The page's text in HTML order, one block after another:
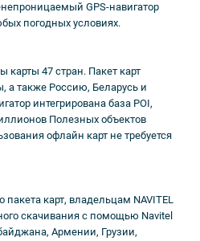
GPS-навигатор
погодных условиях.
карты 47 стран. Пакет карт
а также Россию, Беларусь и
интегрирована база POI,
Полезных объектов
офлайн карт не требуется
карт, владельцам NAVITEL
скачивания с помощью Navitel
Армении, Грузии,